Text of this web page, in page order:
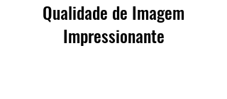
Qualidade de Imagem
Impressionante